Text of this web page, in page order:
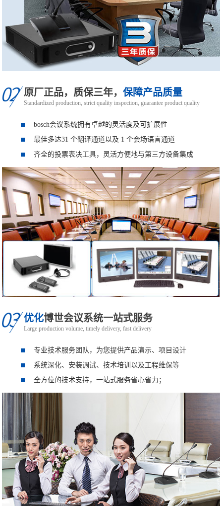
原厂正品，质保三年，保障产品质量
Standardized production, strict quality inspection, guarantee product quality
bosch会议系统拥有卓越的灵活度及可扩展性
最佳多达31 个翻译通道以及 1 个会场语言通道
齐全的投票表决工具，灵活方便地与第三方设备集成
优化博世会议系统一站式服务
Large production volume, timely delivery, fast delivery
专业技术服务团队，为您提供产品演示、项目设计
系统深化、安装调试、技术培训以及工程维保等
全方位的技术支持，一站式服务省心省力；